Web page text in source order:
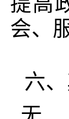
会、
六